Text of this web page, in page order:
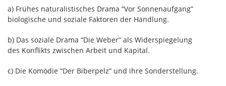
a) Frühes naturalistisches Drama “Vor Sonnenaufgang”
biologische und soziale Faktoren der Handlung.
b) Das soziale Drama “Die Weber” als Widerspiegelung
des Konflikts zwischen Arbeit und Kapital.
c) Die Komödie “Der Biberpelz” und ihre Sonderstellung.